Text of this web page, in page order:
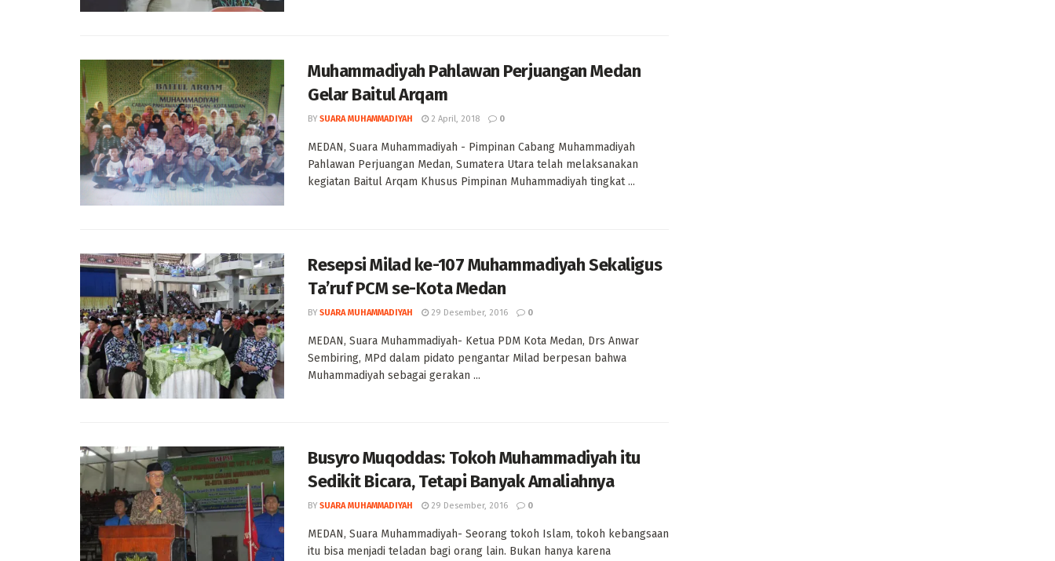
Muhammadiyah Pahlawan Perjuangan Medan
Gelar Baitul Arqam
BY SUARA MUHAMMADIYAH 2 April, 2018 0
MEDAN, Suara Muhammadiyah - Pimpinan Cabang Muhammadiyah
Pahlawan Perjuangan Medan, Sumatera Utara telah melaksanakan
kegiatan Baitul Arqam Khusus Pimpinan Muhammadiyah tingkat ...
Resepsi Milad ke-107 Muhammadiyah Sekaligus
Ta’ruf PCM se-Kota Medan
BY SUARA MUHAMMADIYAH 29 Desember, 2016 0
MEDAN, Suara Muhammadiyah- Ketua PDM Kota Medan, Drs Anwar
Sembiring, MPd dalam pidato pengantar Milad berpesan bahwa
Muhammadiyah sebagai gerakan ...
Busyro Muqoddas: Tokoh Muhammadiyah itu
Sedikit Bicara, Tetapi Banyak Amaliahnya
BY SUARA MUHAMMADIYAH 29 Desember, 2016 0
MEDAN, Suara Muhammadiyah- Seorang tokoh Islam, tokoh kebangsaan
itu bisa menjadi teladan bagi orang lain. Bukan hanya karena